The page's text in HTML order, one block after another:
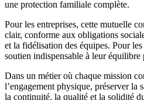
une protection familiale complète.
Pour les entreprises, cette mutuelle
clair, conforme aux obligations
et la fidélisation des équipes. Pour
soutien indispensable à leur équilibre
Dans un métier où chaque mission
l’engagement physique, préserver la
la continuité, la qualité et la solidité